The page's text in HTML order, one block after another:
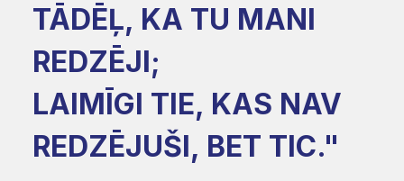
TĀDĒĻ, KA TU MANI
REDZĒJI;
LAIMĪGI TIE, KAS NAV
REDZĒJUŠI, BET TIC."